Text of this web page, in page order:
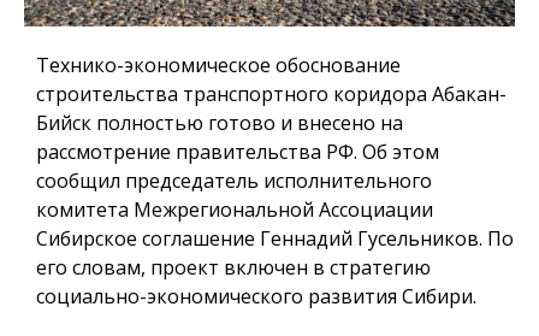
Технико-экономическое обоснование
строительства транспортного коридора Абакан-
Бийск полностью готово и внесено на
рассмотрение правительства РФ. Об этом
сообщил председатель исполнительного
комитета Межрегиональной Ассоциации
Сибирское соглашение Геннадий Гусельников. По
его словам, проект включен в стратегию
социально-экономического развития Сибири.